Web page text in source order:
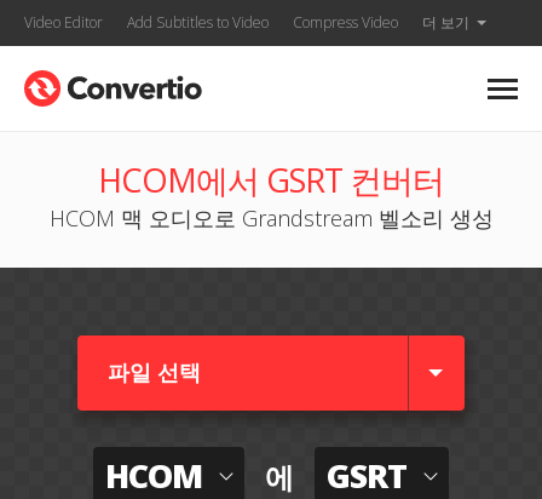
Video Editor Add Subtitles to Video Compress Video 더 보기
HCOM에서 GSRT 컨버터
HCOM 맥 오디오로 Grandstream 벨소리 생성
파일 선택
HCOM 에 GSRT